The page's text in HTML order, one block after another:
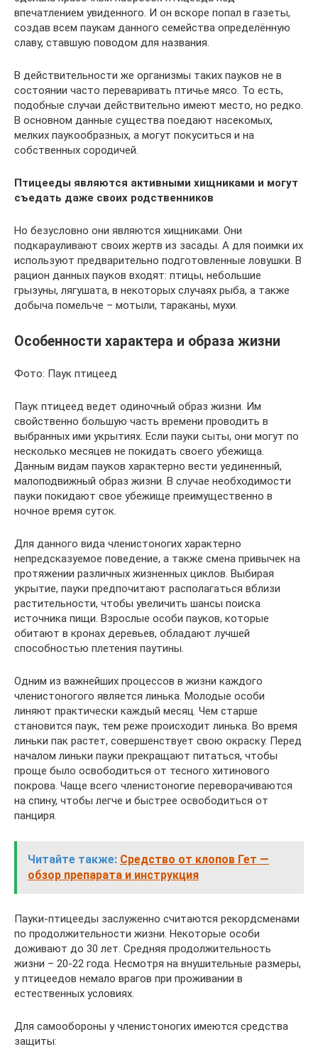
впечатлением увиденного. И он вскоре попал в газеты,
создав всем паукам данного семейства определённую
славу, ставшую поводом для названия.
В действительности же организмы таких пауков не в
состоянии часто переваривать птичье мясо. То есть,
подобные случаи действительно имеют место, но редко.
В основном данные существа поедают насекомых,
мелких паукообразных, а могут покуситься и на
собственных сородичей.
Птицееды являются активными хищниками и могут
съедать даже своих родственников
Но безусловно они являются хищниками. Они
подкарауливают своих жертв из засады. А для поимки их
используют предварительно подготовленные ловушки. В
рацион данных пауков входят: птицы, небольшие
грызуны, лягушата, в некоторых случаях рыба, а также
добыча помельче – мотыли, тараканы, мухи.
Особенности характера и образа жизни
Фото: Паук птицеед
Паук птицеед ведет одиночный образ жизни. Им
свойственно большую часть времени проводить в
выбранных ими укрытиях. Если пауки сыты, они могут по
несколько месяцев не покидать своего убежища.
Данным видам пауков характерно вести уединенный,
малоподвижный образ жизни. В случае необходимости
пауки покидают свое убежище преимущественно в
ночное время суток.
Для данного вида членистоногих характерно
непредсказуемое поведение, а также смена привычек на
протяжении различных жизненных циклов. Выбирая
укрытие, пауки предпочитают располагаться вблизи
растительности, чтобы увеличить шансы поиска
источника пищи. Взрослые особи пауков, которые
обитают в кронах деревьев, обладают лучшей
способностью плетения паутины.
Одним из важнейших процессов в жизни каждого
членистоногого является линька. Молодые особи
линяют практически каждый месяц. Чем старше
становится паук, тем реже происходит линька. Во время
линьки пак растет, совершенствует свою окраску. Перед
началом линьки пауки прекращают питаться, чтобы
проще было освободиться от тесного хитинового
покрова. Чаще всего членистоногие переворачиваются
на спину, чтобы легче и быстрее освободиться от
панциря.
Читайте также: Средство от клопов Гет —
обзор препарата и инструкция
Пауки-птицееды заслуженно считаются рекордсменами
по продолжительности жизни. Некоторые особи
доживают до 30 лет. Средняя продолжительность
жизни – 20-22 года. Несмотря на внушительные размеры,
у птицеедов немало врагов при проживании в
естественных условиях.
Для самообороны у членистоногих имеются средства
защиты: